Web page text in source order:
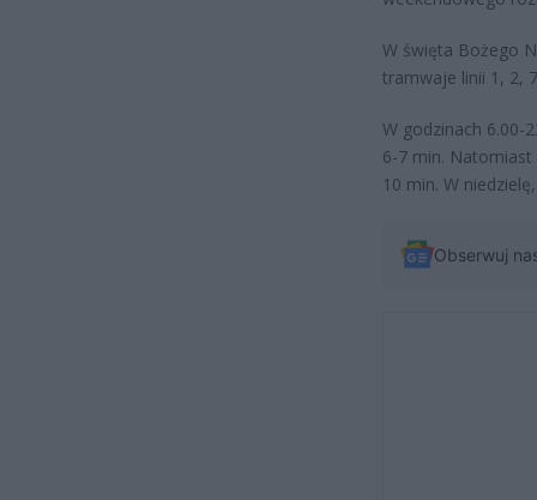
W święta Bożego
tramwaje linii 1, 2,
W godzinach 6.00-
6-7 min. Natomiast
10 min. W
Obserwuj